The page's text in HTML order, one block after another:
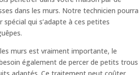
dans les murs. Notre technicien pourra
qui s’adapte à ces petites
murs est vraiment importante, le
également de percer de petits trous
adaptés. Ce traitement peut coûter